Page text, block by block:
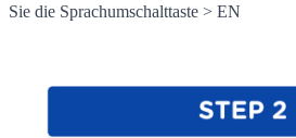
Sie die Sprachumschalttaste > EN